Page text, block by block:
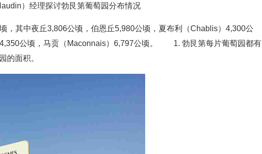
）经理探讨勃艮第葡萄园分布情况
，其中夜丘3,806公顷，伯恩丘5,980公顷，夏布利（Chablis）4,300公
公顷，马贡（Maconnais）6,797公顷。 1. 勃艮第每片葡萄园都有
的面积。